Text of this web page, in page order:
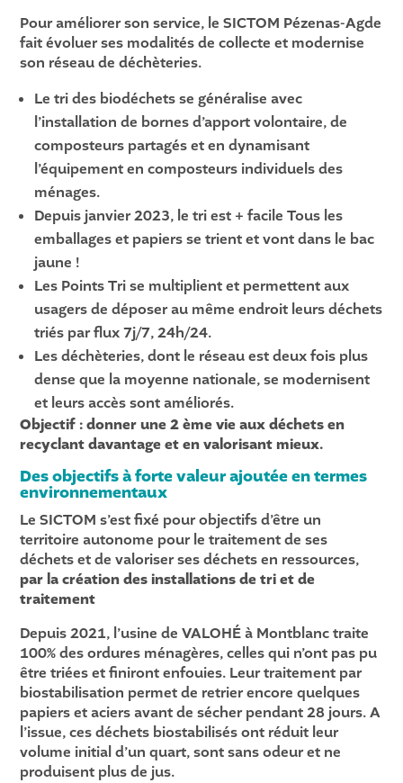
Pour améliorer son service, le SICTOM Pézenas-Agde
fait évoluer ses modalités de collecte et modernise
son réseau de déchèteries.
Le tri des biodéchets se généralise avec
l’installation de bornes d’apport volontaire, de
composteurs partagés et en dynamisant
l’équipement en composteurs individuels des
ménages.
Depuis janvier 2023, le tri est + facile Tous les
emballages et papiers se trient et vont dans le bac
jaune !
Les Points Tri se multiplient et permettent aux
usagers de déposer au même endroit leurs déchets
triés par flux 7j/7, 24h/24.
Les déchèteries, dont le réseau est deux fois plus
dense que la moyenne nationale, se modernisent
et leurs accès sont améliorés.
Objectif : donner une 2 ème vie aux déchets en
recyclant davantage et en valorisant mieux.
Des objectifs à forte valeur ajoutée en termes
environnementaux
Le SICTOM s’est fixé pour objectifs d’être un
territoire autonome pour le traitement de ses
déchets et de valoriser ses déchets en ressources,
par la création des installations de tri et de
traitement
Depuis 2021, l’usine de VALOHÉ à Montblanc traite
100% des ordures ménagères, celles qui n’ont pas pu
être triées et finiront enfouies. Leur traitement par
biostabilisation permet de retrier encore quelques
papiers et aciers avant de sécher pendant 28 jours. A
l’issue, ces déchets biostabilisés ont réduit leur
volume initial d’un quart, sont sans odeur et ne
produisent plus de jus.